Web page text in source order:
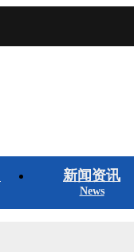
新闻资讯
News